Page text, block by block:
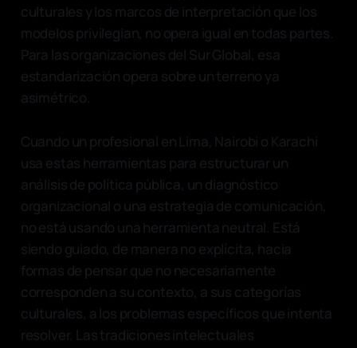
culturales y los marcos de interpretación que los
modelos privilegian, no opera igual en todas partes.
Para las organizaciones del Sur Global, esa
estandarización opera sobre un terreno ya
asimétrico.
Cuando un profesional en Lima, Nairobi o Karachi
usa estas herramientas para estructurar un
análisis de política pública, un diagnóstico
organizacional o una estrategia de comunicación,
no está usando una herramienta neutral. Está
siendo guiado, de manera no explícita, hacia
formas de pensar que no necesariamente
corresponden a su contexto, a sus categorías
culturales, a los problemas específicos que intenta
resolver. Las tradiciones intelectuales